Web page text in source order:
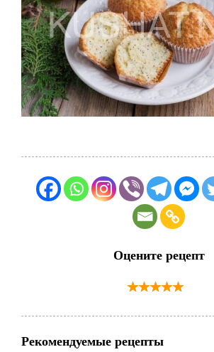
Оцените рецепт
Рекомендуемые рецепты